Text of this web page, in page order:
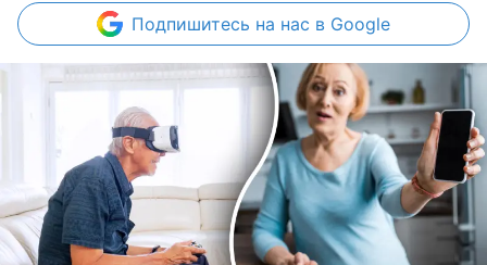
Подпишитесь на нас в Google